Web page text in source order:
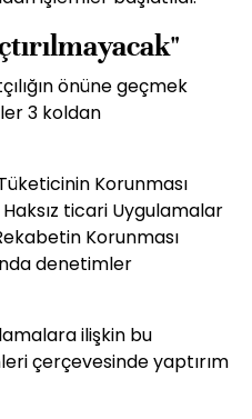
önüne geçmek
3 koldan
Korunması
ticari Uygulamalar
Korunması
denetimler
ilişkin bu
çerçevesinde yaptırım